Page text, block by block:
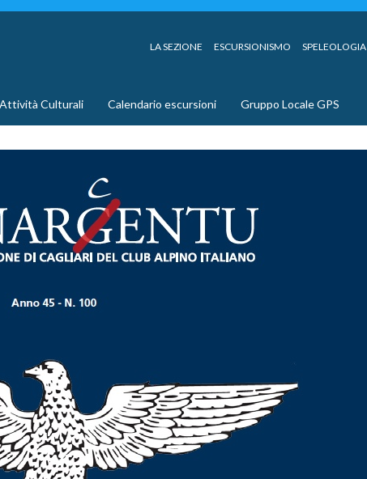
LA SEZIONE ESCURSIONISMO SPELEOLOGIA
Attività Culturali Calendario escursioni Gruppo Locale GPS